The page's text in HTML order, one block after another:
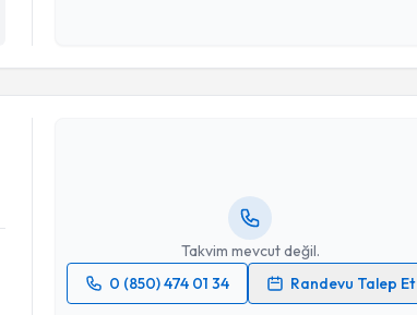
Takvim mevcut değil.
0 (850) 474 01 34
Randevu Talep Et
Randevu Takvimi Talebi
Dt. Ahmet Korucu